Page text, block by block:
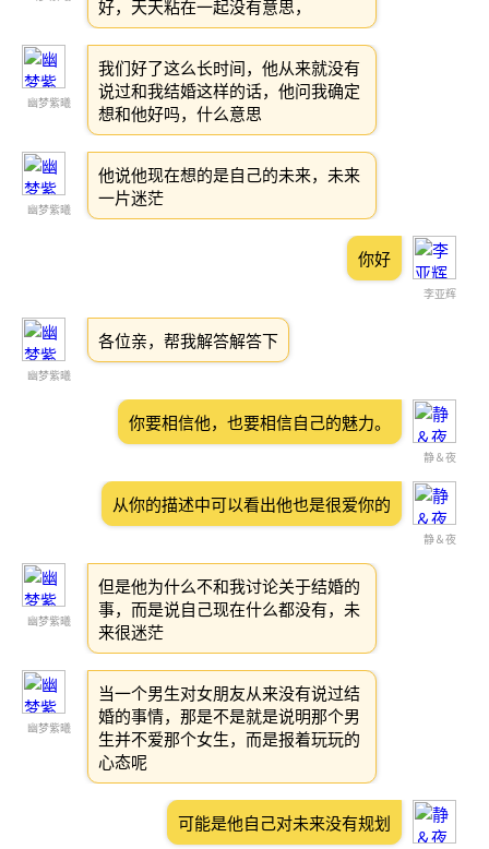
好，天天粘在一起没有意思，
幽梦紫曦
我们好了这么长时间，他从来就没有
说过和我结婚这样的话，他问我确定
想和他好吗，什么意思
幽梦紫曦
他说他现在想的是自己的未来，未来
一片迷茫
李亚辉
你好
幽梦紫曦
各位亲，帮我解答解答下
静＆夜
你要相信他，也要相信自己的魅力。
静＆夜
从你的描述中可以看出他也是很爱你的
幽梦紫曦
但是他为什么不和我讨论关于结婚的
事，而是说自己现在什么都没有，未
来很迷茫
幽梦紫曦
当一个男生对女朋友从来没有说过结
婚的事情，那是不是就是说明那个男
生并不爱那个女生，而是报着玩玩的
心态呢
可能是他自己对未来没有规划